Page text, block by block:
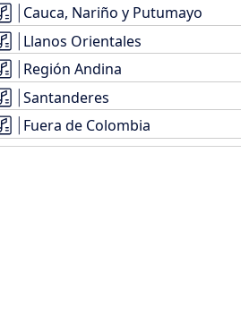
Cauca, Nariño y Putumayo
Llanos Orientales
Región Andina
Santanderes
Fuera de Colombia